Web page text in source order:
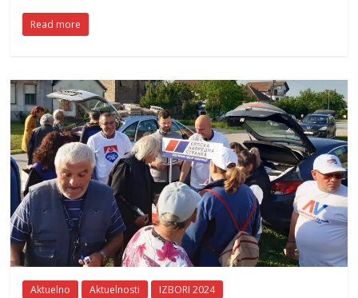
Read more
Aktuelno Aktuelnosti IZBORI 2024